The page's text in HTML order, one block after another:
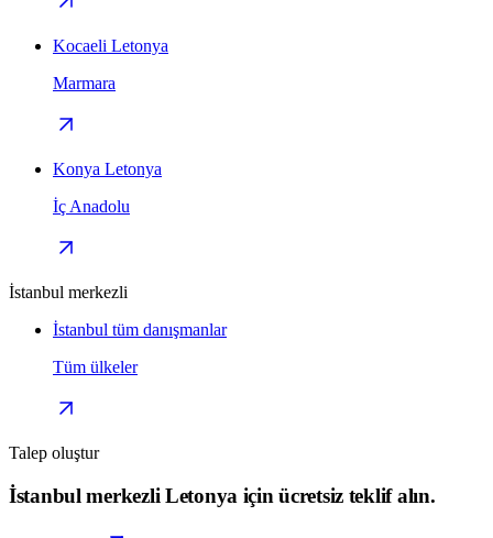
Kocaeli Letonya
Marmara
Konya Letonya
İç Anadolu
İstanbul merkezli
İstanbul tüm danışmanlar
Tüm ülkeler
Talep oluştur
İstanbul merkezli Letonya için ücretsiz teklif alın.